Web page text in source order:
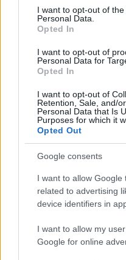
consent section.
I want to opt-out of
Personal Data.
Opted In
I want to opt-out of
Personal Data for
Opted In
I want to opt-out of
Retention, Sale, and/
Personal Data that Is
Purposes for which it
Opted Out
Google consents
I want to allow Google
related to advertising
device identifiers in
I want to allow my
Google for online
Motivim i shtuar
përbashkëta
Përgjegjshmëri
të qëndrueshme
Shtimi i
e përmirëson
mirëqenien e
kritik të komunitetit në
Spinning dhe
Trupit
Forca e barkut është
përmirësuar